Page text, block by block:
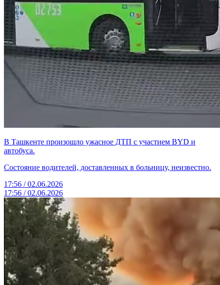
В Ташкенте произошло ужасное ДТП с участием BYD и
автобуса.
Состояние водителей, доставленных в больницу, неизвестно.
17:56 / 02.06.2026
17:56 / 02.06.2026